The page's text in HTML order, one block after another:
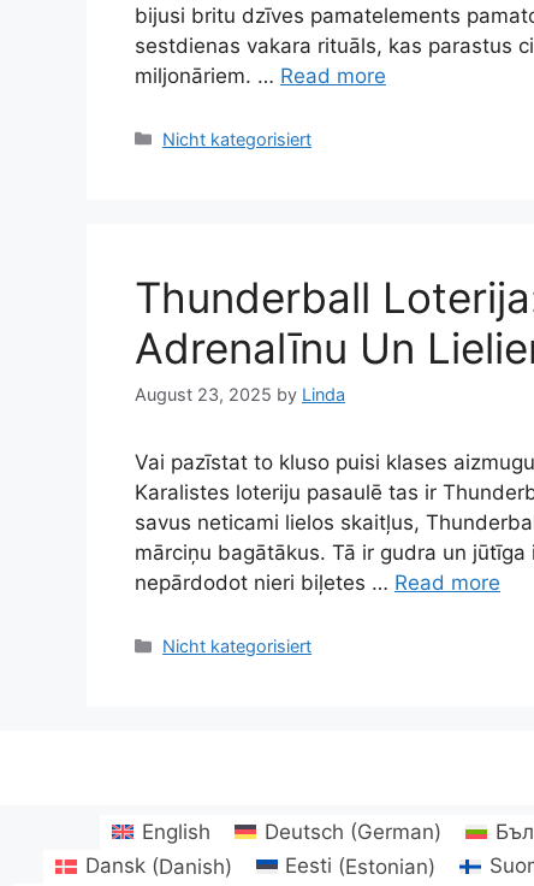
bijusi britu dzīves pamatelements
sestdienas vakara rituāls, kas parastus
miljonāriem. … Read more
Categories
Nicht kategorisiert
Thunderball
Adrenalīnu Un
August 23, 2025 by Linda
Vai pazīstat to kluso puisi klases
Karalistes loteriju pasaulē tas ir
savus neticami lielos skaitļus,
mārciņu bagātākus. Tā ir gudra un
nepārdodot nieri biļetes … Read more
Categories
Nicht kategorisiert
English Deutsch (German)
Dansk(Danish) Eesti (Estonian)